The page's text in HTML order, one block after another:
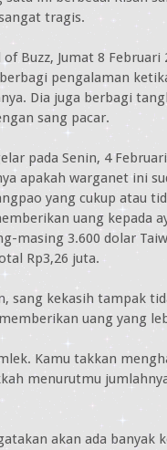
tragis.
Buzz, Jumat 8 Februari
pengalaman
Dia juga berbagi
sang pacar.
pada Senin, 4
apakah warganet ini
yang cukup atau
uang kepada
masing 3.600 dolar
Rp3,26 juta.
sang kekasih tampak
uang yang
Kamu takkan
menurutmu
akan ada banyak